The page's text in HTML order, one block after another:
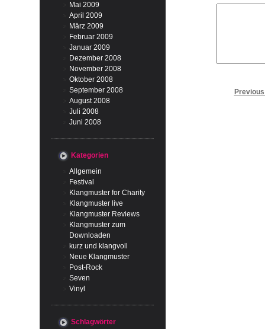
Mai 2009
April 2009
März 2009
Februar 2009
Januar 2009
Dezember 2008
November 2008
Oktober 2008
September 2008
August 2008
Juli 2008
Juni 2008
Kategorien
Allgemein
Festival
Klangmuster for Charity
Klangmuster live
Klangmuster Reviews
Klangmuster zum
Downloaden
kurz und klangvoll
Neue Klangmuster
Post-Rock
Seven
Vinyl
Schlagwörter